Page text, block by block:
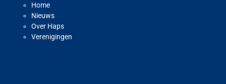
Home
Nieuws
Over Haps
Verenigingen